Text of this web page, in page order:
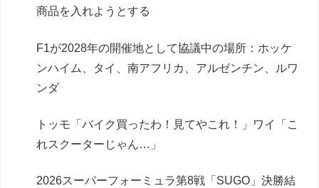
商品を入れようとする
F1が2028年の開催地として協議中の場所：ホッケ
ンハイム、タイ、南アフリカ、アルゼンチン、ルワ
ンダ
トッモ「バイク買ったわ！見てやこれ！」ワイ「こ
れスクーターじゃん…」
2026スーパーフォーミュラ第8戦「SUGO」決勝結